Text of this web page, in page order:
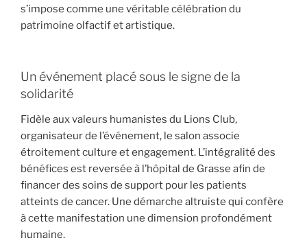
s’impose comme une véritable célébration du
patrimoine olfactif et artistique.
Un événement placé sous le signe de la
solidarité
Fidèle aux valeurs humanistes du Lions Club,
organisateur de l’événement, le salon associe
étroitement culture et engagement. L’intégralité des
bénéfices est reversée à l’hôpital de Grasse afin de
financer des soins de support pour les patients
atteints de cancer. Une démarche altruiste qui confère
à cette manifestation une dimension profondément
humaine.